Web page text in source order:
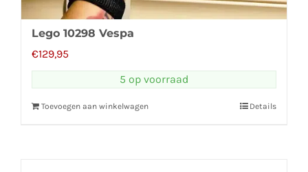
Lego 10298 Vespa
€129,95
5 op voorraad
Toevoegen aan winkelwagen Details